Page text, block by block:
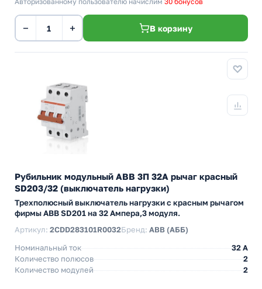
− + В корзину
Рубильник модульный ABB 3П 32А рычаг красный
SD203/32 (выключатель нагрузки)
Трехполюсный выключатель нагрузки с красным рычагом
фирмы ABB SD201 на 32 Ампера,3 модуля.
Артикул: 2CDD283101R0032Бренд: ABB (АББ)
Номинальный ток
32 A
Количество полюсов
2
Количество модулей
2